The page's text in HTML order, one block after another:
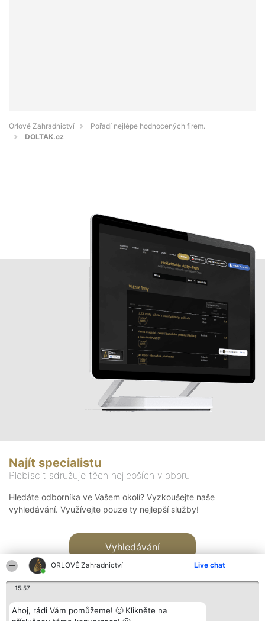
ORLOVÉ Zahradnictví Live chat
15:57
Ahoj, rádi Vám pomůžeme! 🙂 Klikněte na
Orlové Zahradnictví
Pořadí nejlépe hodnocených firem.
DOLTAK.cz
Najít specialistu
Plebiscit sdružuje těch nejlepších v oboru
Hledáte odborníka ve Vašem okolí? Vyzkoušejte naše
vyhledávání. Využívejte pouze ty nejlepší služby!
Vyhledávání